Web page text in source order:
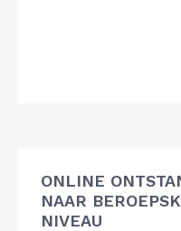
ONLINE
NAAR
NIVEAU